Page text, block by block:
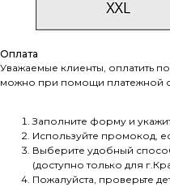
Оплата
Уважаемые клиенты, оплатить
можно при помощи платежной
Заполните форму и
Используйте промокод,
Выберите удобный
(доступно только для
Пожалуйста, проверьте